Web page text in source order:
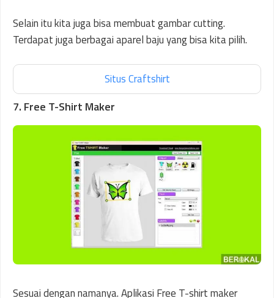
Selain itu kita juga bisa membuat gambar cutting.
Terdapat juga berbagai aparel baju yang bisa kita pilih.
Situs Craftshirt
7. Free T-Shirt Maker
Sesuai dengan namanya. Aplikasi Free T-shirt maker